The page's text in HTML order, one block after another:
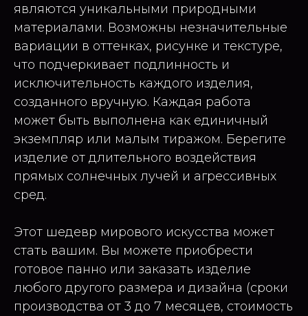
являются уникальными природными
материалами. Возможны незначительные
вариации в оттенках, рисунке и текстуре,
что подчеркивает подлинность и
исключительность каждого изделия,
созданного вручную. Каждая работа
может быть выполнена как единичный
экземпляр или малым тиражом. Берегите
изделие от длительного воздействия
прямых солнечных лучей и агрессивных
сред.
Этот шедевр мирового искусства может
стать вашим. Вы можете приобрести
готовое панно или заказать изделие
любого другого размера и дизайна (сроки
производства от 3 до 7 месяцев, стоимость